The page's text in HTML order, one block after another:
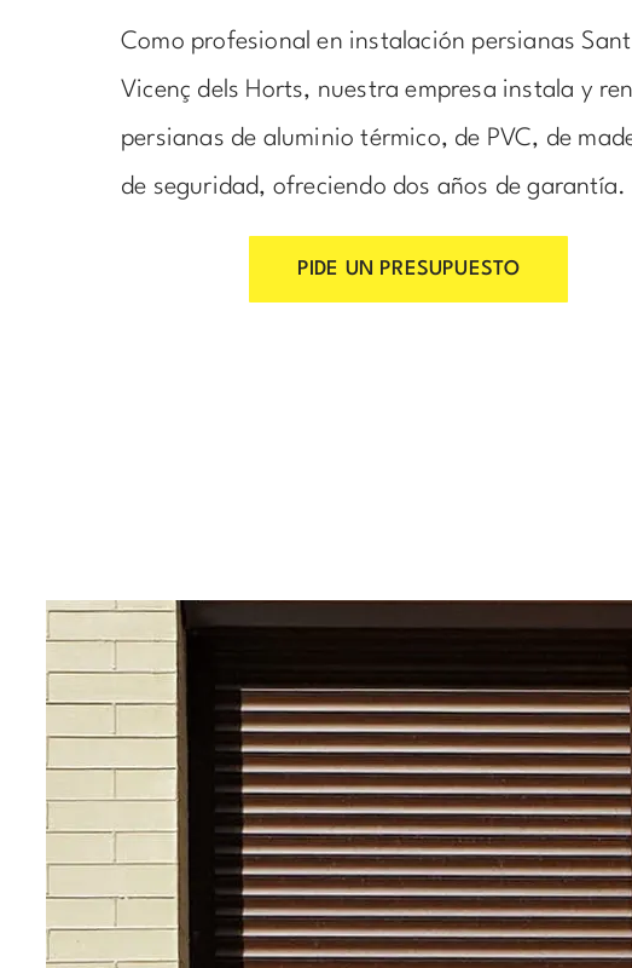
Como profesional en instalación persianas Sant
Vicenç dels Horts, nuestra empresa instala y
persianas de aluminio térmico, de PVC, de
de seguridad, ofreciendo dos años de garantía.
PIDE UN PRESUPUESTO